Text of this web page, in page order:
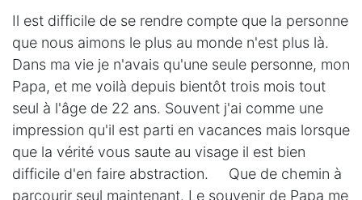
Il est difficile de se rendre compte que la personne
que nous aimons le plus au monde n'est plus là.
Dans ma vie je n'avais qu'une seule personne, mon
Papa, et me voilà depuis bientôt trois mois tout
seul à l'âge de 22 ans. Souvent j'ai comme une
impression qu'il est parti en vacances mais lorsque
que la vérité vous saute au visage il est bien
difficile d'en faire abstraction. Que de chemin à
parcourir seul maintenant. Le souvenir de Papa me